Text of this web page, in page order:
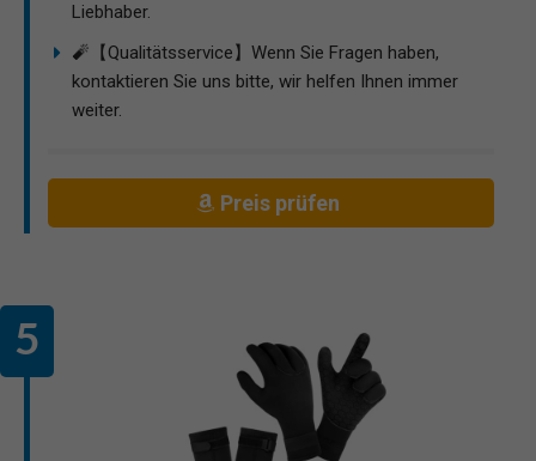
Liebhaber.
🧨【Qualitätsservice】Wenn Sie Fragen haben,
kontaktieren Sie uns bitte, wir helfen Ihnen immer
weiter.
Preis prüfen